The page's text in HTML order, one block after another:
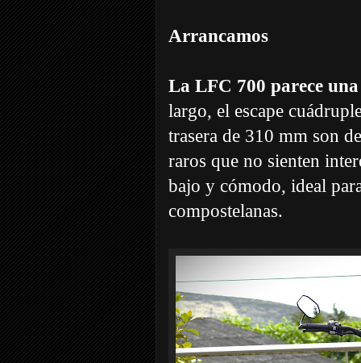
Arrancamos
La LFC 700 parece
largo, el escape
trasera de 310 mm son
raros que no sienten
bajo y cómodo, ideal
compostelanas.